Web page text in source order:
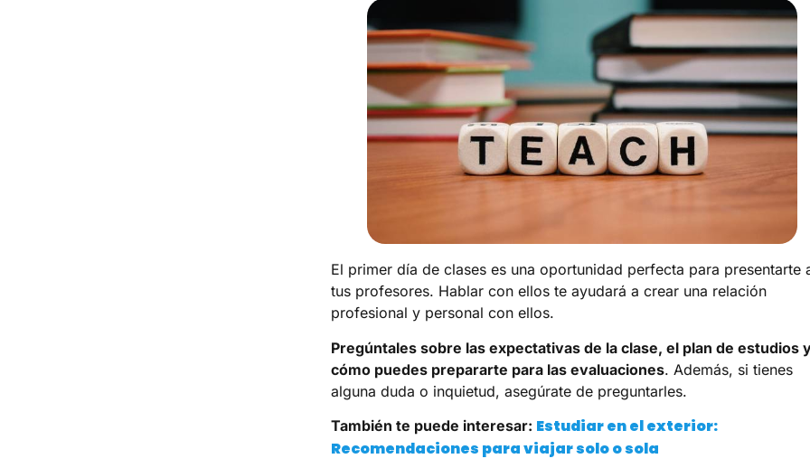
El primer día de clases es una oportunidad perfecta para presentarte
tus profesores. Hablar con ellos te ayudará a crear una relación
profesional y personal con ellos.
Pregúntales sobre las expectativas de la clase, el plan de estudios
cómo puedes prepararte para las evaluaciones. Además, si tienes
alguna duda o inquietud, asegúrate de preguntarles.
También te puede interesar: Estudiar en el exterior:
Recomendaciones para viajar solo o sola